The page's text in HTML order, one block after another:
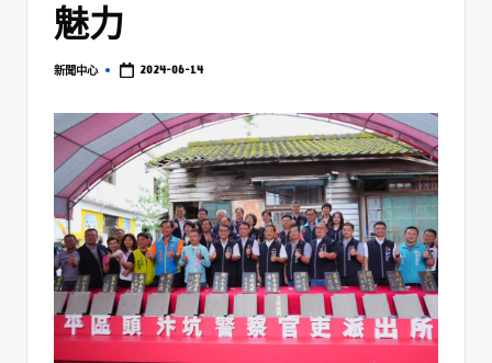
魅力
新聞中心 2024-06-14